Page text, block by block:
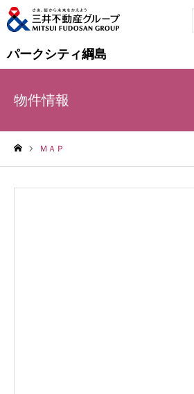
パークシティ綱島
物件情報
ＭＡＰ